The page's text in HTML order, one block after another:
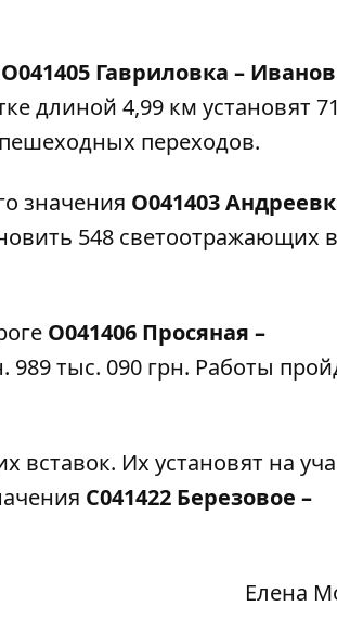
О041405 Гавриловка –
длиной 4,99 км установят
переходов.
значения О041403
548 светоотражающих
О041406 Просяная –
989 тыс. 090 грн. Работы
вставок. Их установят на
С041422 Березовое –
Елена